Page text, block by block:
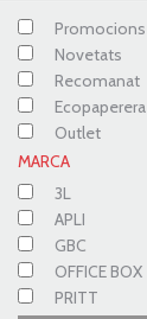
Promocions
Novetats
Recomanat
Ecopaperera
Outlet
MARCA
3L
APLI
GBC
OFFICE BOX
PRITT